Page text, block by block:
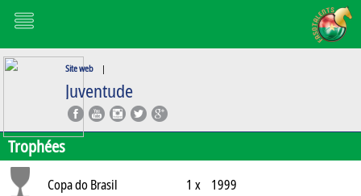
Site web |
Juventude
Trophées
Copa do Brasil 1 x 1999